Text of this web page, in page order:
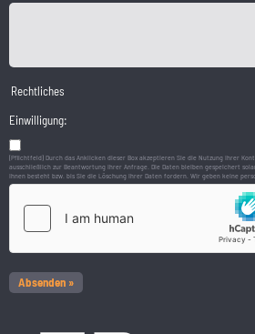
Rechtliches
Einwilligung:
(Pflichtfeld) Durch das Anklicken dieser Box akzeptieren Sie die Nutzung Ihrer
ausschließlich zur Beantwortung Ihrer Anfrage. Die Daten bleiben gespeichert
Ihnen besteht bzw. bis Sie die Löschung Ihrer Daten fordern. Wir geben keine